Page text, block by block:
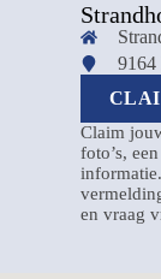
Claim
foto’s,
en vraag